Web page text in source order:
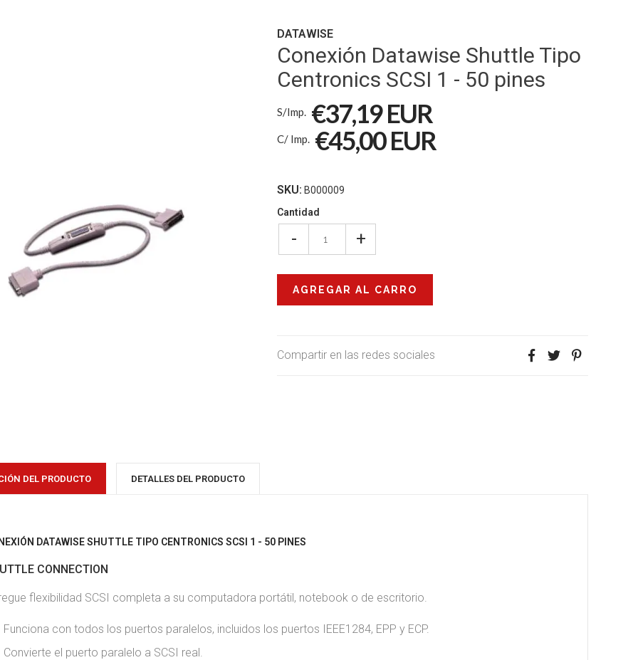
DATAWISE
Conexión Datawise Shuttle Tipo
Centronics SCSI 1 - 50 pines
S/Imp. €37,19 EUR
C/ Imp. €45,00 EUR
SKU: B000009
Cantidad
- +
Compartir en las redes sociales
DEL PRODUCTO DETALLES DEL PRODUCTO
DATAWISE SHUTTLE TIPO CENTRONICS SCSI 1 - 50 PINES
CONNECTION
flexibilidad SCSI completa a su computadora portátil, notebook o de escritorio.
Funciona con todos los puertos paralelos, incluidos los puertos IEEE1284, EPP y ECP.
Convierte el puerto paralelo a SCSI real.